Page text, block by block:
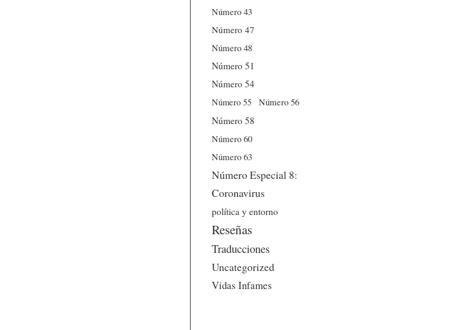
Número 43
Número 47
Número 48
Número 51
Número 54
Número 55
Número 56
Número 58
Número 60
Número 63
Número Especial 8:
Coronavirus
política y entorno
Reseñas
Traducciones
Uncategorized
Vidas Infames